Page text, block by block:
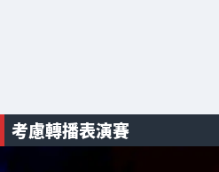
考慮轉播表演賽